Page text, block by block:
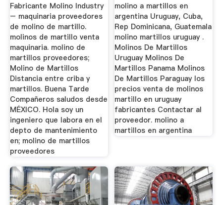
Fabricante Molino Industry
– maquinaria proveedores
de molino de martillo.
molinos de martillo venta
maquinaria. molino de
martillos proveedores;
Molino de Martillos
Distancia entre criba y
martillos. Buena Tarde
Compañeros saludos desde
MÉXICO. Hola soy un
ingeniero que labora en el
depto de mantenimiento
en; molino de martillos
proveedores
molino a martillos en
argentina Uruguay, Cuba,
Rep Dominicana, Guatemala
molino martillos uruguay .
Molinos De Martillos
Uruguay Molinos De
Martillos Panama Molinos
De Martillos Paraguay los
precios venta de molinos
martillo en uruguay
fabricantes Contactar al
proveedor. molino a
martillos en argentina